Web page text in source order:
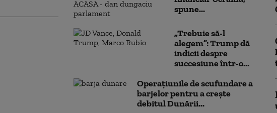
spune...
„Trebuie să-l
alegem”: Trump dă
indicii despre
succesiune într-o...
Operaţiunile de scufundare a
barjelor pentru a creşte
debitul Dunării...